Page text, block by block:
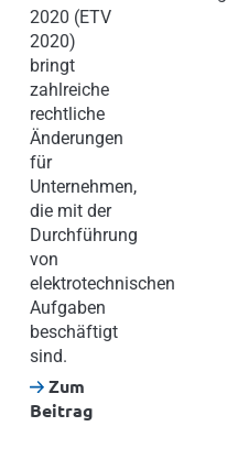
2020 (ETV
2020)
bringt
zahlreiche
rechtliche
Änderungen
für
Unternehmen,
die mit der
Durchführung
von
elektrotechnischen
Aufgaben
beschäftigt
sind.
Zum
Beitrag